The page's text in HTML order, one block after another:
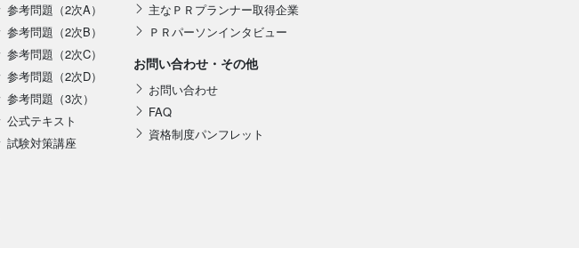
参考問題（2次A）
参考問題（2次B）
参考問題（2次C）
参考問題（2次D）
参考問題（3次）
公式テキスト
試験対策講座
主なＰＲプランナー取得企業
ＰＲパーソンインタビュー
お問い合わせ・その他
お問い合わせ
FAQ
資格制度パンフレット